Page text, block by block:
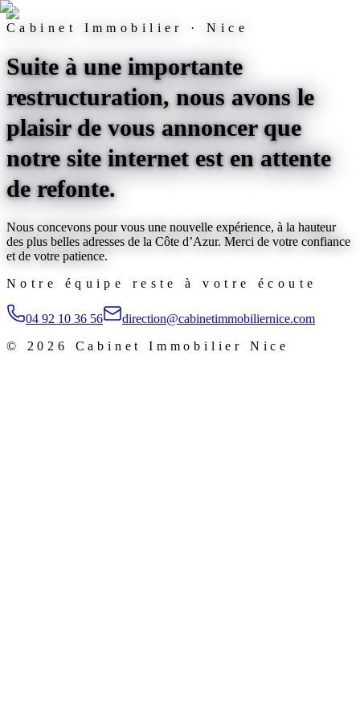
Cabinet Immobilier · Nice
Suite à une importante
restructuration, nous avons le
plaisir de vous annoncer que
notre site internet est en attente
de refonte.
Nous concevons pour vous une nouvelle expérience, à la hauteur
des plus belles adresses de la Côte d’Azur. Merci de votre confiance
et de votre patience.
Notre équipe reste à votre écoute
04 92 10 36 56
direction@cabinetimmobiliernice.com
© 2026 Cabinet Immobilier Nice